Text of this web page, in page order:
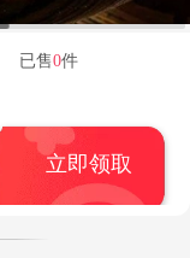
已售0件
立即领取